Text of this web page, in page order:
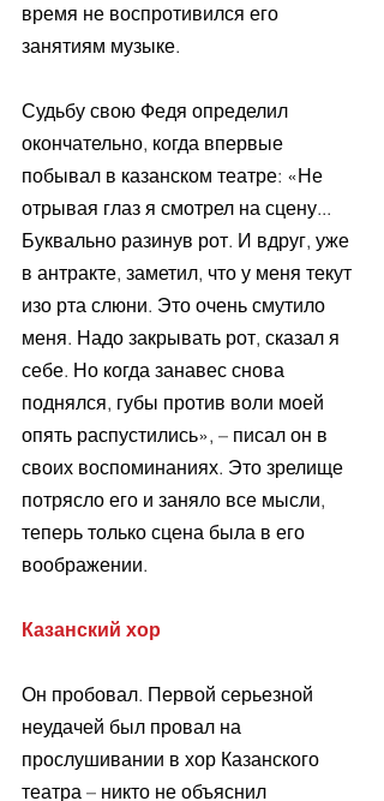
время не воспротивился его
занятиям музыке.
Судьбу свою Федя определил
окончательно, когда впервые
побывал в казанском театре: «Не
отрывая глаз я смотрел на сцену...
Буквально разинув рот. И вдруг, уже
в антракте, заметил, что у меня текут
изо рта слюни. Это очень смутило
меня. Надо закрывать рот, сказал я
себе. Но когда занавес снова
поднялся, губы против воли моей
опять распустились», – писал он в
своих воспоминаниях. Это зрелище
потрясло его и заняло все мысли,
теперь только сцена была в его
воображении.
Казанский хор
Он пробовал. Первой серьезной
неудачей был провал на
прослушивании в хор Казанского
театра – никто не объяснил